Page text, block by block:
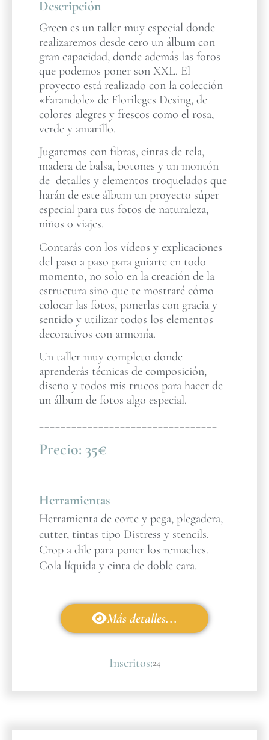
Descripción
Green es un taller muy especial donde
realizaremos desde cero un álbum con
gran capacidad, donde además las fotos
que podemos poner son XXL. El
proyecto está realizado con la colección
«Farandole» de Florileges Desing, de
colores alegres y frescos como el rosa,
verde y amarillo.
Jugaremos con fibras, cintas de tela,
madera de balsa, botones y un montón
de detalles y elementos troquelados que
harán de este álbum un proyecto súper
especial para tus fotos de naturaleza,
niños o viajes.
Contarás con los vídeos y explicaciones
del paso a paso para guiarte en todo
momento, no solo en la creación de la
estructura sino que te mostraré cómo
colocar las fotos, ponerlas con gracia y
sentido y utilizar todos los elementos
decorativos con armonía.
Un taller muy completo donde
aprenderás técnicas de composición,
diseño y todos mis trucos para hacer de
un álbum de fotos algo especial.
_________________________________
Precio: 35€
Herramientas
Herramienta de corte y pega, plegadera,
cutter, tintas tipo Distress y stencils.
Crop a dile para poner los remaches.
Cola líquida y cinta de doble cara.
Más detalles...
Inscritos:24